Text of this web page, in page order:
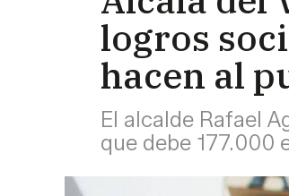
logros
hacen al
El alcalde Rafael
que debe 177.000